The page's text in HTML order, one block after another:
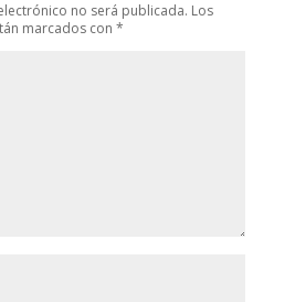
no será publicada. Los
marcados con *